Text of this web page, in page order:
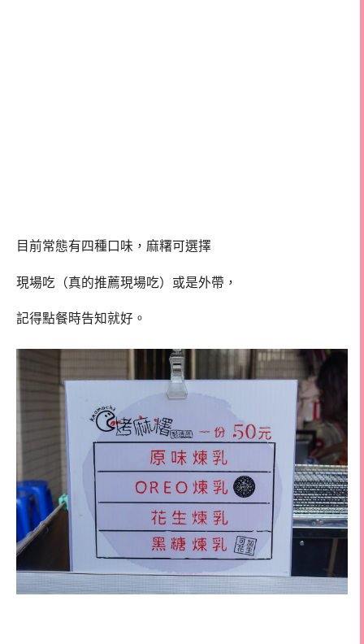
目前常態有四種口味，麻糬可選擇
現場吃（真的推薦現場吃）或是外帶，
記得點餐時告知就好。